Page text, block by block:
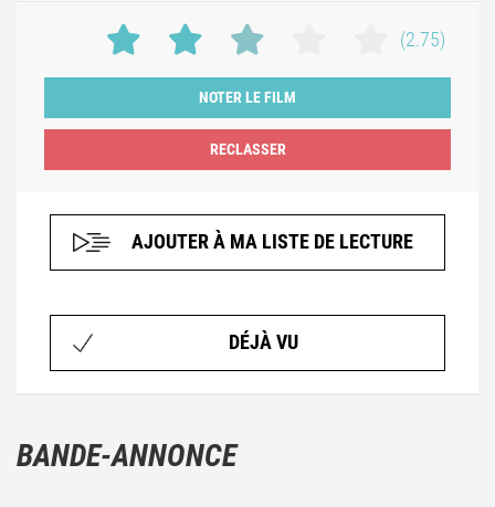
(2.75)
NOTER LE FILM
AJOUTER À MA LISTE DE LECTURE
DÉJÀ VU
BANDE-ANNONCE